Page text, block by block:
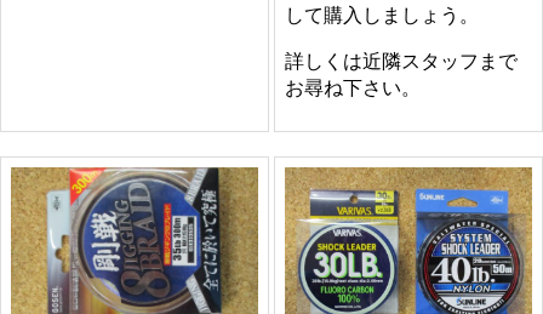
して購入しましょう。
詳しくは近隣スタッフまで
お尋ね下さい。